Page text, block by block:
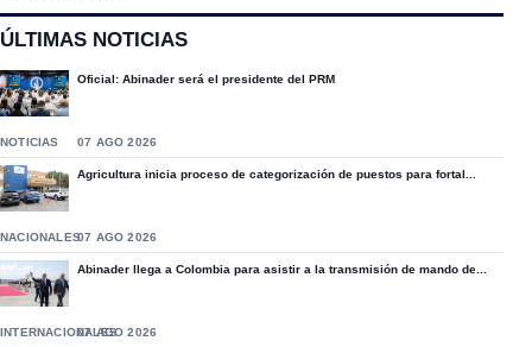
ÚLTIMAS NOTICIAS
Oficial: Abinader será el presidente del PRM
NOTICIAS 07 AGO 2026
Agricultura inicia proceso de categorización de puestos para fortal...
NACIONALES07 AGO 2026
Abinader llega a Colombia para asistir a la transmisión de mando de...
INTERNACIONALES07 AGO 2026